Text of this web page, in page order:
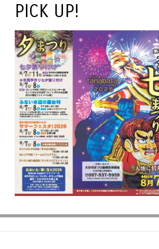
PICK UP!